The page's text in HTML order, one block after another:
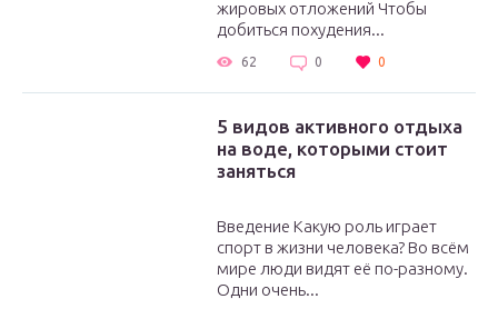
жировых отложений Чтобы
добиться похудения...
62 0 0
5 видов активного отдыха
на воде, которыми стоит
заняться
Введение Какую роль играет
спорт в жизни человека? Во всём
мире люди видят её по-разному.
Одни очень...